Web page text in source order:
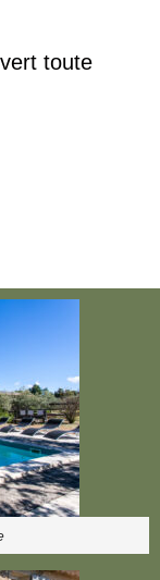
toute